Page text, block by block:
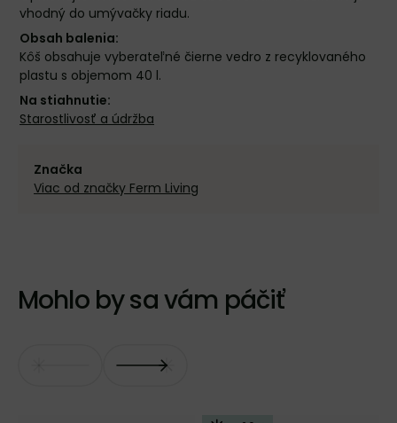
vhodný do umývačky riadu.
Obsah balenia:
Kôš obsahuje vyberateľné čierne vedro z recyklovaného
plastu s objemom 40 l.
Na stiahnutie:
Starostlivosť a údržba
Značka
Viac od značky Ferm Living
Mohlo by sa vám páčiť